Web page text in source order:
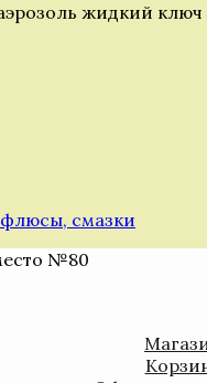
жидкий ключ
смазки
№80